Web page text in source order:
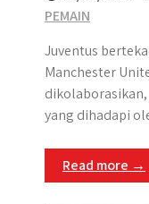
PEMAIN
Juventus
Manchester
yang dihadapi
Read more →